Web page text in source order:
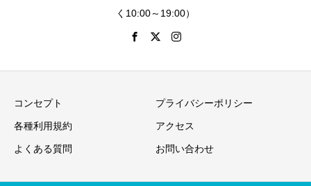
く10:00～19:00）
コンセプト プライバシーポリシー
各種利用規約 アクセス
よくある質問 お問い合わせ